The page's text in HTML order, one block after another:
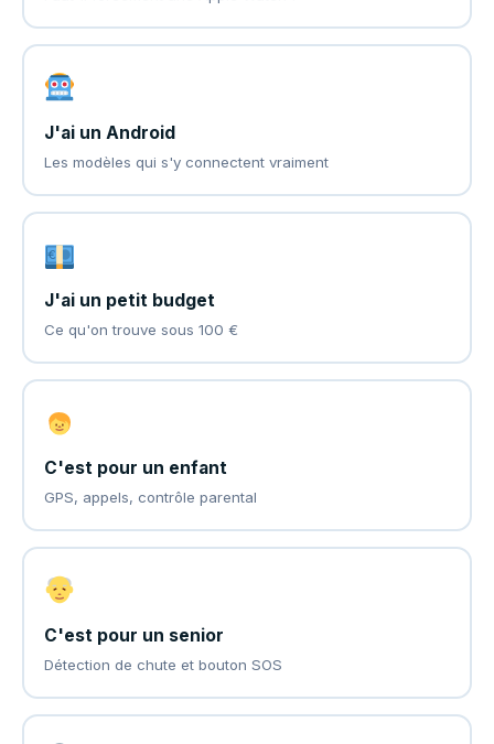
J'ai un Android
Les modèles qui s'y connectent vraiment
J'ai un petit budget
Ce qu'on trouve sous 100 €
C'est pour un enfant
GPS, appels, contrôle parental
C'est pour un senior
Détection de chute et bouton SOS